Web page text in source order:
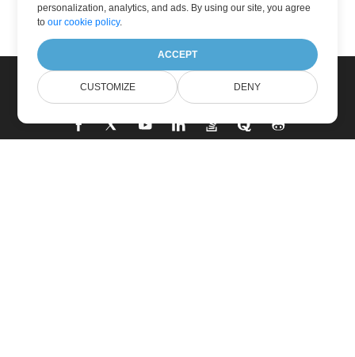
personalization, analytics, and ads. By using our site, you agree
toour cookie policy.
ACCEPT
CUSTOMIZE DENY